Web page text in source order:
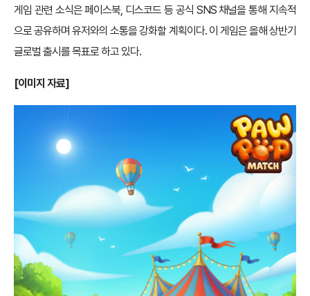
게임 관련 소식은 페이스북, 디스코드 등 공식 SNS 채널을 통해 지속적
으로 공유하며 유저와의 소통을 강화할 계획이다. 이 게임은 올해 상반기
글로벌 출시를 목표로 하고 있다.
[이미지 자료]